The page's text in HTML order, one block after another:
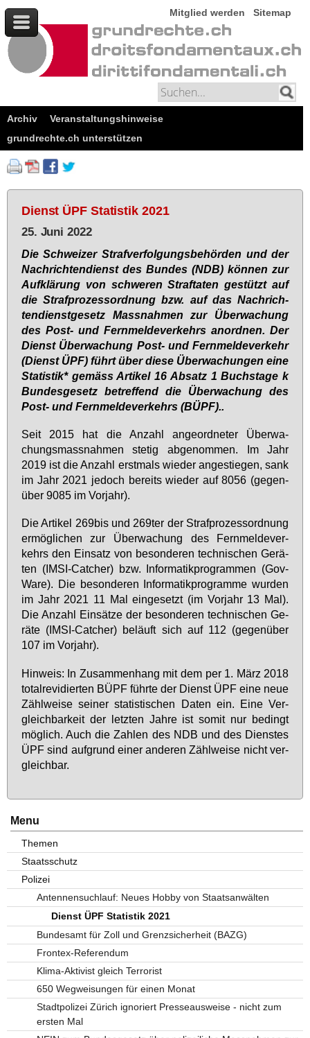
Mitglied werden Sitemap
Archiv
Veranstaltungshinweise
grundrechte.ch unterstützen
Dienst ÜPF Statistik 2021
25. Juni 2022
Die Schwei­zer Straf­ver­fol­gungs­be­hör­den und der
Nach­rich­ten­dienst des Bun­des (NDB) kön­nen zur
Auf­klä­rung von schwe­ren Straf­ta­ten ge­stützt auf
die Straf­pro­zess­ord­nung bzw. auf das Nach­rich­
ten­dienst­ge­setz Mass­nah­men zur Über­wa­chung
des Post- und Fern­mel­de­ver­kehrs an­ord­nen. Der
Dienst Über­wa­chung Post- und Fern­mel­de­ver­kehr
(Dienst ÜPF) führt über die­se Über­wa­chun­gen ei­ne
Sta­tis­tik* ge­mäss Ar­ti­kel 16 Ab­satz 1 Buchs­ta­ge k
Bun­des­ge­setz be­tref­fend die Über­wa­chung des
Post- und Fern­mel­de­ver­kehrs (BÜPF)..
Seit 2015 hat die An­zahl an­ge­ord­ne­ter Über­wa­
chungs­mass­nah­men ste­tig ab­ge­nom­men. Im Jahr
2019 ist die An­zahl erst­mals wie­der an­ge­stie­gen, sank
im Jahr 2021 je­doch be­reits wie­der auf 8056 (ge­gen­
über 9085 im Vor­jahr).
Die Ar­ti­kel 269­bis und 269­ter der Straf­pro­zess­ord­nung
er­mög­li­chen zur Über­wa­chung des Fern­mel­de­ver­
kehrs den Ein­satz von be­son­de­ren tech­ni­schen Ge­rä­
ten (IM­SI-Cat­cher) bzw. In­for­ma­tik­pro­gram­men (Gov­
Wa­re). Die be­son­de­ren In­for­ma­tik­pro­gram­me wur­den
im Jahr 2021 11 Mal ein­ge­setzt (im Vor­jahr 13 Mal).
Die An­zahl Ein­sät­ze der be­son­de­ren tech­ni­schen Ge­
rä­te (IM­SI-Cat­cher) be­läuft sich auf 112 (ge­gen­über
107 im Vor­jahr).
Hin­weis: In Zu­sam­men­hang mit dem per 1. März 2018
to­tal­r­e­vi­dier­ten BÜPF führ­te der Dienst ÜPF ei­ne neue
Zähl­wei­se sei­ner sta­tis­ti­schen Da­ten ein. Ei­ne Ver­
gleich­bar­keit der letz­ten Jah­re ist so­mit nur be­dingt
mög­lich. Auch die Zah­len des NDB und des Diens­tes
ÜPF sind auf­grund ei­ner an­de­ren Zähl­wei­se nicht ver­
gleich­bar.
Menu
Themen
Staatsschutz
Polizei
Antennensuchlauf: Neues Hobby von Staatsanwälten
Dienst ÜPF Statistik 2021
Bundesamt für Zoll und Grenzsicherheit (BAZG)
Frontex-Referendum
Klima-Aktivist gleich Terrorist
650 Wegweisungen für einen Monat
Stadtpolizei Zürich ignoriert Presseausweise - nicht zum
ersten Mal